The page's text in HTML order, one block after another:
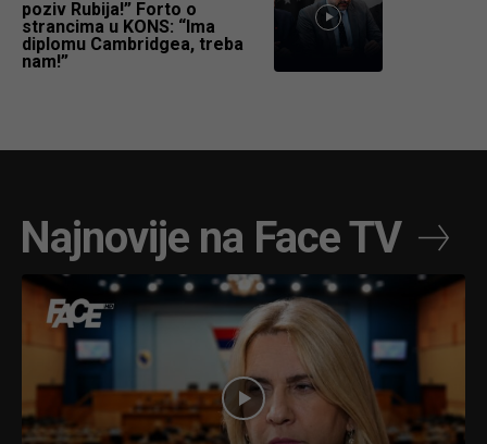
poziv Rubija!” Forto o
strancima u KONS: “Ima
diplomu Cambridgea, treba
nam!”
Najnovije na Face TV